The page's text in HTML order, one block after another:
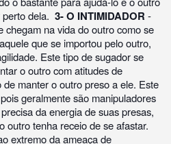
dela. 3- O INTIMIDADOR -
chegam na vida do outro como se
que se importou pelo outro,
Este tipo de sugador se
o outro com atitudes de
manter o outro preso a ele. Este
geralmente são manipuladores
da energia de suas presas,
outro tenha receio de se afastar.
extremo da ameaça de